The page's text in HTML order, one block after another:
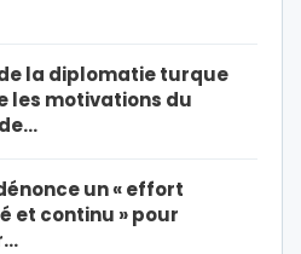
la diplomatie turque
les motivations du
un « effort
et continu » pour